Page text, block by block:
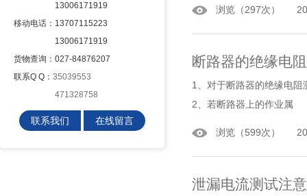
13006171919
移动电话：13707115223
13006171919
货物查询：027-84876207
联系Q Q： 35039553
471328758
联系我们 在线留言
浏览（297次）
断路器的绝缘电
1、对于断路器的绝缘电
2、若断路器上的作业属
浏览（599次）
泄漏电流测试注